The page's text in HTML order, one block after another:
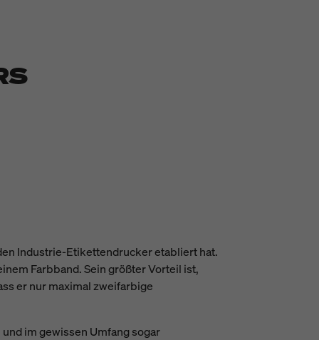
Industrie-Etikettendrucker etabliert hat.
Farbband. Sein größter Vorteil ist,
er nur maximal zweifarbige
im gewissen Umfang sogar